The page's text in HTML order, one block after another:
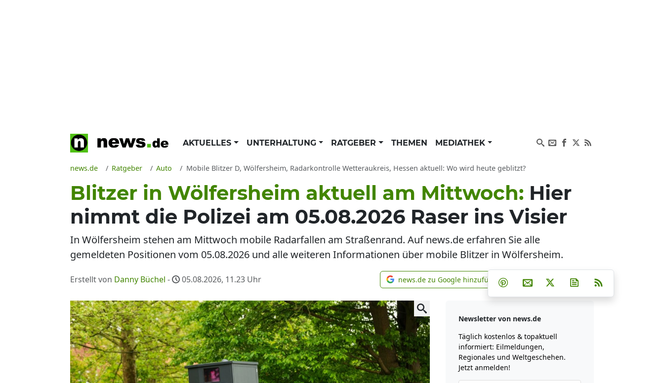
AKTUELLES UNTERHALTUNG RATGEBER THEMEN MEDIATHEK
news.de Ratgeber Auto Mobile Blitzer D, Wölfersheim, Radarkontrolle Wetteraukreis, Hessen aktuell: Wo wird heute geblitzt?
Blitzer in Wölfersheim aktuell am Mittwoch: Hier
nimmt die Polizei am 05.08.2026 Raser ins Visier
In Wölfersheim stehen am Mittwoch mobile Radarfallen am Straßenrand. Auf news.de erfahren Sie alle
gemeldeten Positionen vom 05.08.2026 und alle weiteren Informationen über mobile Blitzer in Wölfersheim.
Erstellt von Danny Büchel - 05.08.2026, 11.23 Uhr news.de zu Google hinzufügen
news.de zu Google hinzufügen Teilen auf Facebook
Teilen auf Whatsapp
Teilen auf Telegram
Teilen auf Pinterest
Per E-Mail teilen
Post auf XNewsletter
Newsletter von news.de
Täglich kostenlos & topaktuell
informiert: Eilmeldungen,
Regionales und Weltgeschehen.
Jetzt anmelden!